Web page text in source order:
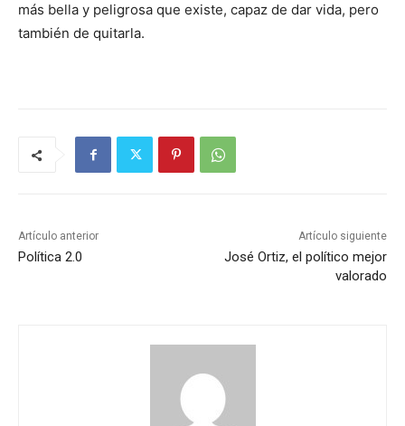
más bella y peligrosa que existe, capaz de dar vida, pero
también de quitarla.
Artículo anterior
Política 2.0
Artículo siguiente
José Ortiz, el político mejor
valorado